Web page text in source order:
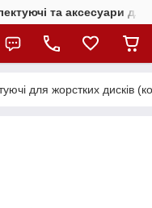
та аксесуари
для жорстких дисків